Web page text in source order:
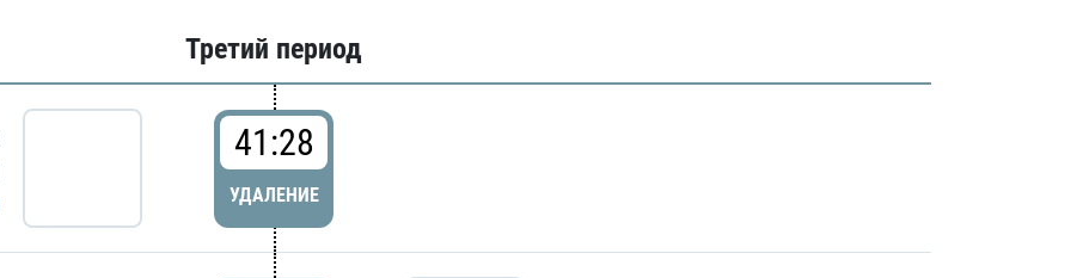
Третий период
41:28
УДАЛЕНИЕ